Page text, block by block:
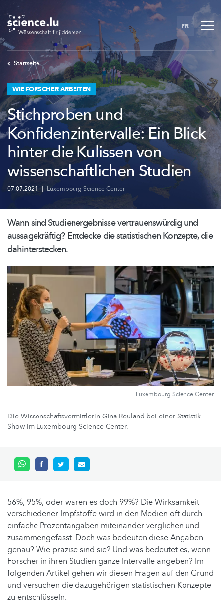
to
main
content
FR
Startseite
WIE FORSCHER ARBEITEN
Stichproben und
Konfidenzintervalle: Ein Blick
hinter die Kulissen von
wissenschaftlichen Studien
07.07.2021 | Luxembourg Science Center
Wann sind Studienergebnissevertrauenswürdig und
aussagekräftig?Entdecke die statistischen Konzepte, die
dahinterstecken.
Luxembourg Science Center
Die Wissenschaftsvermittlerin Gina Reuland bei einer Statistik-
Show im Luxembourg Science Center.
56%, 95%, oder waren es doch 99%? Die Wirksamkeit
verschiedener Impfstoffe wird in den Medien oft durch
einfache Prozentangaben miteinander verglichen und
zusammengefasst. Doch was bedeuten diese Angaben
genau? Wie präzise sind sie? Und was bedeutet es, wenn
Forscher in ihren Studien ganze Intervalle angeben? Im
folgenden Artikel gehen wir diesen Fragen auf den Grund
und versuchen die dazugehörigen statistischen Konzepte
zu entschlüsseln.